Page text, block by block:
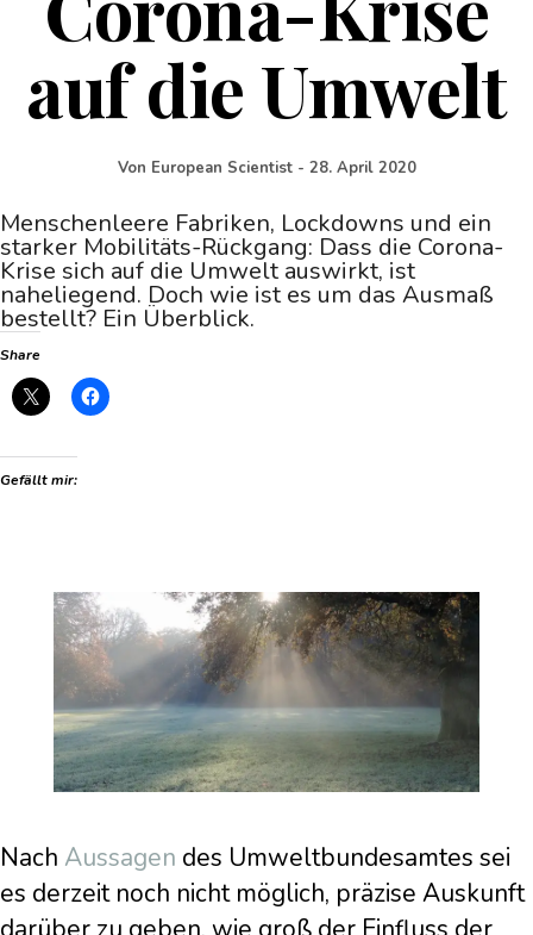
auf die Umwelt
Von European Scientist - 28. April 2020
Menschenleere Fabriken, Lockdowns und ein
starker Mobilitäts-Rückgang: Dass die Corona-
Krise sich auf die Umwelt auswirkt, ist
naheliegend. Doch wie ist es um das Ausmaß
bestellt? Ein Überblick.
Share
Gefällt mir:
Nach Aussagen des Umweltbundesamtes sei
es derzeit noch nicht möglich, präzise Auskunft